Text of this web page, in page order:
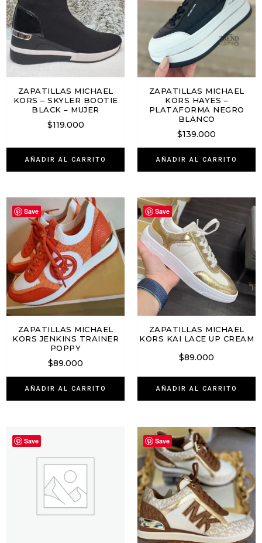
ZAPATILLAS MICHAEL
KORS – SKYLER BOOTIE
BLACK – MUJER
$119.000
AÑADIR AL CARRITO
ZAPATILLAS MICHAEL
KORS HAYES –
PLATAFORMA NEGRO
BLANCO
$139.000
AÑADIR AL CARRITO
Save
ZAPATILLAS MICHAEL
KORS JENKINS TRAINER
POPPY
$89.000
AÑADIR AL CARRITO
Save
ZAPATILLAS MICHAEL
KORS KAI LACE UP CREAM
$89.000
AÑADIR AL CARRITO
Save Save